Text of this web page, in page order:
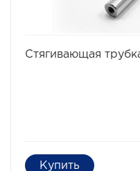
Стягивающая